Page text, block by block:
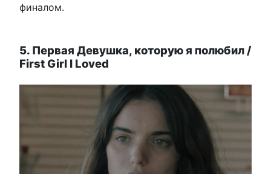
финалом.
5. Первая Девушка, которую я полюбил /
First Girl I Loved